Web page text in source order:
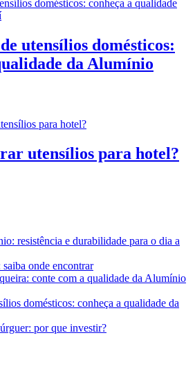
utensílios domésticos:
da Alumínio
utensílios para hotel?
resistência e durabilidade para o dia a
onde encontrar
conte com a qualidade da Alumínio
domésticos: conheça a qualidade da
por que investir?